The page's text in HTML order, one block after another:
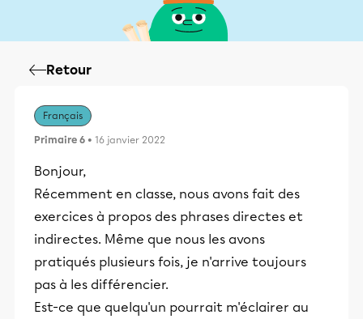
Retour
Français
Primaire 6 • 16 janvier 2022
Bonjour,
Récemment en classe, nous avons fait des
exercices à propos des phrases directes et
indirectes. Même que nous les avons
pratiqués plusieurs fois, je n'arrive toujours
pas à les différencier.
Est-ce que quelqu'un pourrait m'éclairer au